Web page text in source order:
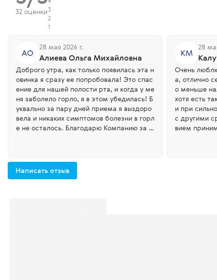
32 оценки3
2
1
АО
28 мая 2026 г.
Алиева Ольга Михайловна
Доброго утра, как только появилась эта н
овинка я сразу ее попробовала! Это спас
ение для нашей полости рта, и когда у ме
ня заболело горло, я в этом убедилась! Б
уквально за пару дней приема я выздоро
вела и никаких симптомов болезни в горл
е не осталось. Благодарю Компанию за т
КМ
28
Очень
а, отлично
о меньше
хотя есть
и при
с другими
вием
Написать отзыв